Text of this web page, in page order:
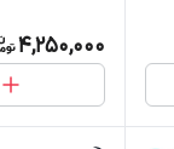
4,250,000